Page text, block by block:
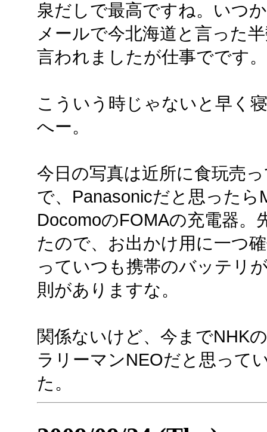
泉だしで最高ですね。いつ
メールで今北海道と言った
言われましたが仕事でです
こういう時じゃないと早く
へー。
今日の写真は近所に食玩売
で、Panasonicだと思った
DocomoのFOMAの充電器
たので、お出かけ用に一つ
っていつも携帯のバッテリ
則がありますな。
関係ないけど、今までNHK
ラリーマンNEOだと思って
た。